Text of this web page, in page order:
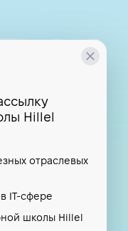
Hillel
отраслевых
IT-сфере
школы Hillel